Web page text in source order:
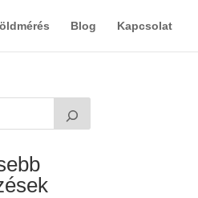
Blog Kapcsolat